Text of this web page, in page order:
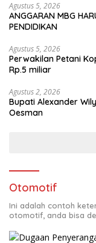
Agustus 5, 2026
ANGGARAN MBG
PENDIDIKAN
Agustus 5, 2026
Perwakilan Petani
Rp.5 miliar
Agustus 2, 2026
Bupati Alexander
Oesman
Otomotif
Ini adalah contoh
otomotif, anda bisa